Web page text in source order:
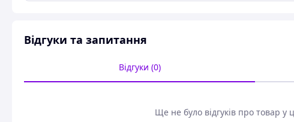
Набір інструментів
професійний 108 шт 1/4« і 1/2»
Відгуки та запитання
Відгуки (0)
Ще не було відгуків про товар у